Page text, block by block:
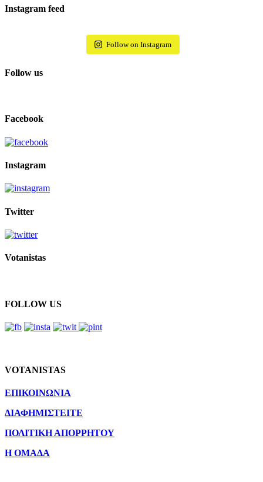
Instagram feed
Follow on Instagram
Follow us
Facebook
Instagram
Twitter
Votanistas
FOLLOW US
VOTANISTAS
ΕΠΙΚΟΙΝΩΝΙΑ
ΔΙΑΦΗΜΙΣΤΕΙΤΕ
ΠΟΛΙΤΙΚΗ ΑΠΟΡΡΗΤΟΥ
Η ΟΜΑΔΑ